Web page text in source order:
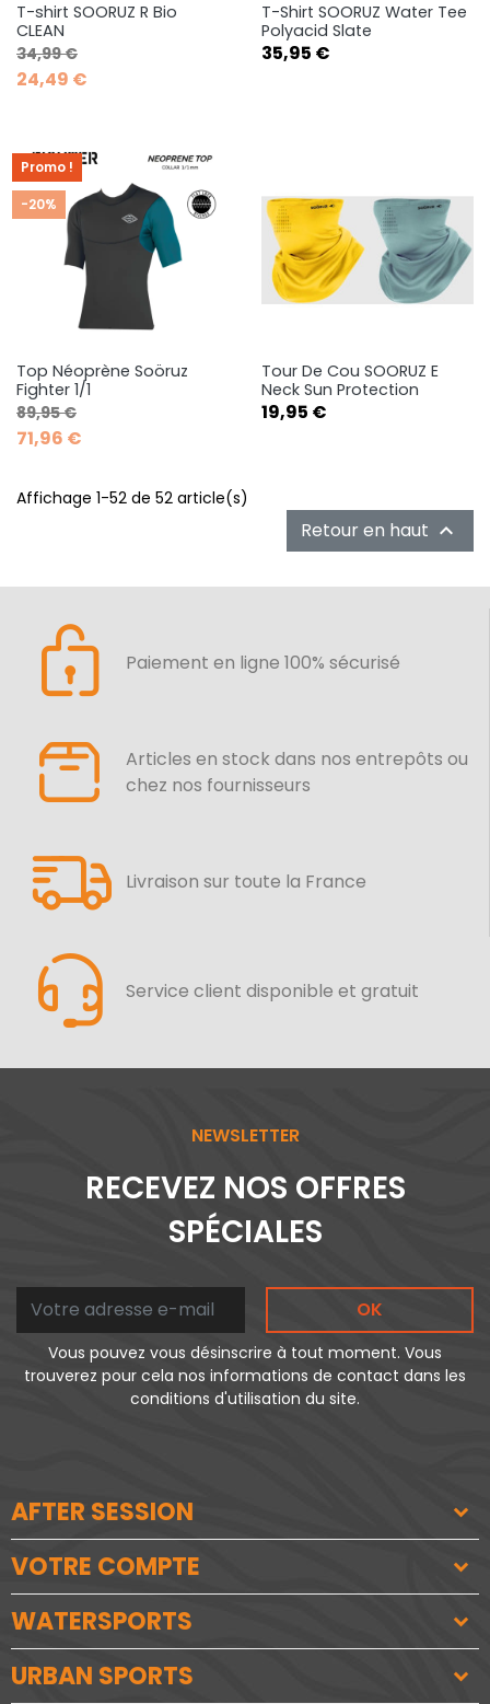
T-shirt SOORUZ R Bio
CLEAN
Prix de base
34,99 €Prix
24,49 €
T-Shirt SOORUZ Water Tee
Polyacid Slate
Prix
35,95 €
Top Néoprène Soöruz
Fighter 1/1
Prix de base
89,95 €Prix
71,96 €
Promo !
-20%
Tour De Cou SOORUZ E
Neck Sun Protection
Prix
19,95 €
Affichage 1-52 de 52 article(s)
Retour en haut 
Paiement en ligne 100% sécurisé
Articles en stock dans nos entrepôts ou
chez nos fournisseurs
Livraison sur toute la France
Service client disponible et gratuit
NEWSLETTER
RECEVEZ NOS OFFRES
SPÉCIALES
OK
Vous pouvez vous désinscrire à tout moment. Vous
trouverez pour cela nos informations de contact dans les
conditions d'utilisation du site.
AFTER SESSION
VOTRE COMPTE
WATERSPORTS
URBAN SPORTS